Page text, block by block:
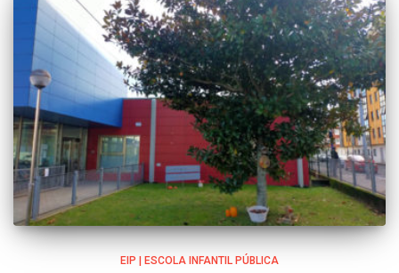
EIP | ESCOLA INFANTIL PÚBLICA